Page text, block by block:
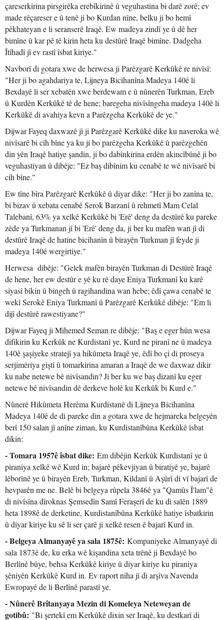
çareserkirina pirsgirêka erebîkirinê û veguhastina bi darê zorê; ev
made rêçareser e û tenê ji bo Kurdan nîne, belku ji bo hemî
pêkhateyan e li seranserê Iraqê. Ew madeya zindî ye û dê her
bimîne û kar pê tê kirin heta ku destûrê Iraqê bimîne. Dadgeha
Îtîhadî jî ev rastî îsbat kiriye."
Navborî di gotara xwe de herwesa ji Parêzgarê Kerkûkê re nivîsî:
"Her ji bo agahdariya te, Lijneya Bicihanîna Madeya 140ê li
Bexdayê li ser xebatên xwe berdewam e û nûnerên Turkman, Ereb
û Kurdên Kerkûkê tê de hene; baregeha nivîsîngeha madeya 140ê li
Kerkûkê di avahiya kevn a Parêzgeha Kerkûkê de ye."
Dijwar Fayeq daxwazê jî ji Parêzgarê Kerkûkê dike ku naveroka wê
nivîsarê bi cih bîne ya ku ji bo parêzgeha Kerkûkê û parêzgehên
din yên Iraqê hatiye şandin, ji bo dabînkirina erdên akincîbûnê ji bo
veguhastiyan û dibêje: "Ez baş dibînim ku cenabê te wê nivîsarê bi
cih bîne."
Ew tîne bîra Parêzgarê Kerkûkê û diyar dike: "Her ji bo zanîna te,
bi bizav û xebata cenabê Serok Barzanî û rehmetî Mam Celal
Talebanî, 63% ya xelkê Kerkûkê bi 'Erê' deng da destûrê ku pareke
zêde ya Turkmanan jî bi 'Erê' deng da, ji ber ku mafên wan jî di
destûrê Iraqê de hatine bicihanîn û birayên Turkman jî feyde ji
madeya 140ê wergirtiye."
Herwesa dibêje: "Gelek mafên birayên Turkman di Destûrê Iraqê
de hene, her ew destûr e yê ku rê daye Eniya Turkmanî ku karê
siyasî bikin û bingeh û ragihandina wan hebe; êdî çawa cenabê te
wekî Serokê Eniya Turkmanî û Parêzgarê Kerkûkê dibêje: "Em li
dijî destûrê rawestiyane?"
Dijwar Fayeq ji Mihemed Seman re dibêje: "Baş e eger hûn wesa
difikirin ku Kerkûk ne Kurdistanî ye, Kurd ne piranî ne û madeya
140ê şaşiyeke stratejî ya hikûmeta Iraqê ye, êdî bo çi di proseya
serjimêriya giştî û tomarkirina amaran a Iraqê de we daxwaz dikir
ku nabe netewe bê nivîsandin? Ji ber ku we baş dizanî ku eger
netewe bê nivîsandin dê derkeve holê ku Kerkûk bi Kurd e."
Nûnerê Hikûmeta Herêma Kurdistanê di Lijneya Bicihanîna
Madeya 140ê de di pareke din a gotara xwe de hejmareka belgeyên
berî 150 salan jî anîne ziman, ku Kurdistanîbûna Kerkûkê îsbat
dikin:
- Tomara 1957ê îsbat dike: Em dibêjin Kerkûk Kurdistanî ye û
piraniya xelkê wê Kurd in; bajarê pêkevjiyan û biratiyê ye, bajarê
lêborînê ye û birayên Ereb, Turkman, Kildanî û Aşûrî di vî bajarî de
hevparên me ne. Belê bi belgeya rûpela 3846ê ya "Qamûs Î'lam"ê
di nivîsîna dîroknas Şemsedîn Samî Feraşerî de ku di salên 1889
heta 1898ê de derketine, Kurdistanîbûna Kerkûkê hatiye îsbatkirin
û diyar kiriye ku sê li ser çarê ji xelkê resen ê bajarî Kurd in.
- Belgeya Almanyayê ya sala 1875ê: Kompaniyeke Almanyayê di
sala 1873ê de, ku erka wê kişandina xeta trênê ji Bexdayê bo
Berlînê bûye, behsa Kerkûkê kiriye û diyar kiriye ku piraniya
şêniyên Kerkûkê Kurd in. Ev raport niha jî di arşîva Navenda
Ewropayê de li Berlînê parastî ye.
- Nûnerê Brîtanyaya Mezin di Komeleya Neteweyan de
gotibû: "Bi şertekî em Kerkûkê dixin ser Iraqê, ku destkarî di